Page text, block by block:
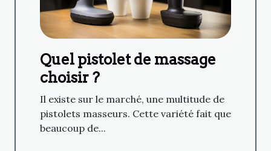
Quel pistolet de massage
choisir ?
Il existe sur le marché, une multitude de
pistolets masseurs. Cette variété fait que
beaucoup de...